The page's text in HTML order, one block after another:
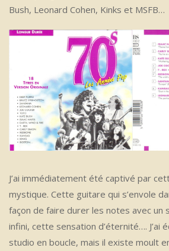
Bush, Leonard Cohen, Kinks et MSFB…
J’ai immédiatement été captivé par
mystique. Cette guitare qui s’envole
façon de faire durer les notes avec un
infini, cette sensation d’éternité…. J’ai
studio en boucle, mais il existe moult